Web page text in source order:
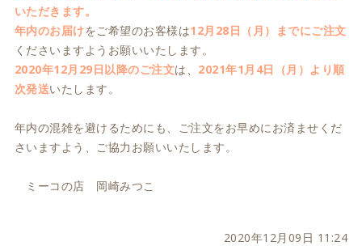
いただきます。
年内のお届けをご希望のお客様は12月28日（月）までにご注文
くださいますようお願いいたします。
2020年12月29日以降のご注文は、 2021年1月4日（月）より順
次発送いたします。
年内の混雑を避けるためにも、ご注文をお早めにお済ませくだ
さいますよう、ご協力お願いいたします。
ミーコの店 岡崎みつこ
2020年12月09日 11:24